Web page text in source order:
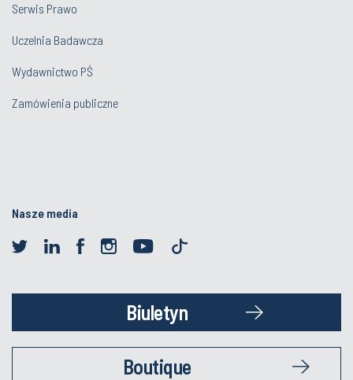
Serwis Prawo
Uczelnia Badawcza
Wydawnictwo PŚ
Zamówienia publiczne
Nasze media
Biuletyn
Boutique